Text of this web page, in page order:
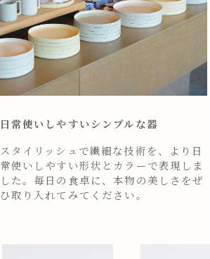
日常使いしやすいシンプルな器
スタイリッシュで繊細な技術を、より日
常使いしやすい形状とカラーで表現しま
した。毎日の食卓に、本物の美しさをぜ
ひ取り入れてみてください。